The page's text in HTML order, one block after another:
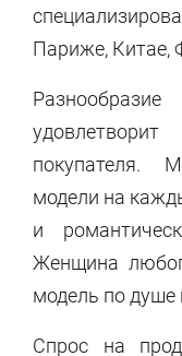
Париже, Китае,
покупателя.
модели на
и
Женщина
модель по душе
Спрос на